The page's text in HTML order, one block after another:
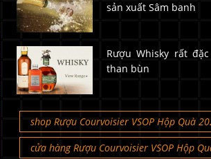
sản xuất Sâm banh
Rượu Whisky rất
than bùn
shop Rượu Courvoisier VSOP Hộp Quà
cửa hàng Rượu Courvoisier VSOP Hộp